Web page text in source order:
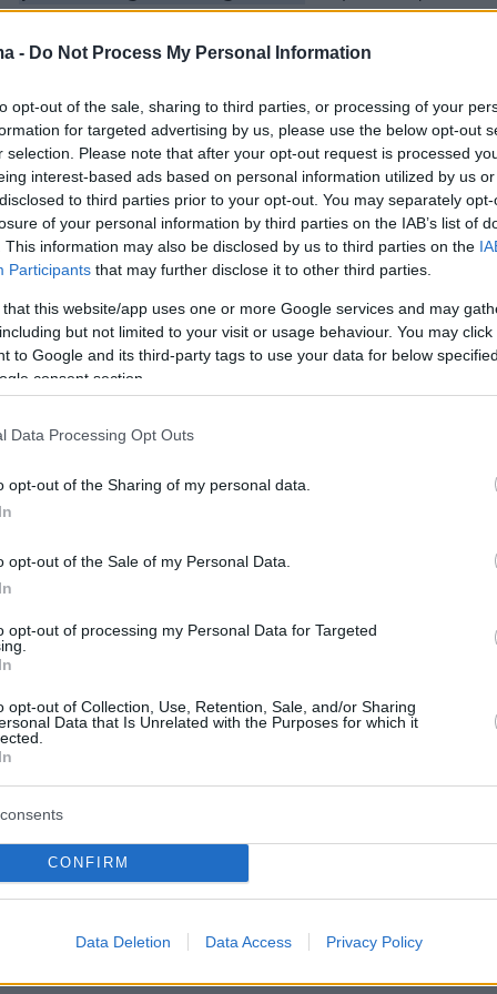
- Do Not Process My Personal Information
opt-out of the sale, sharing to third parties, or processing of your
for targeted advertising by us, please use the below opt-out
selection. Please note that after your opt-out request is processed
interest-based ads based on personal information utilized by us
to third parties prior to your opt-out. You may separately
of your personal information by third parties on the IAB’s list of
This information may also be disclosed by us to third parties on the
Participants that may further disclose it to other third parties.
that this website/app uses one or more Google services and may
but not limited to your visit or usage behaviour. You may
to Google and its third-party tags to use your data for below
consent section.
Data Processing Opt Outs
opt-out of the Sharing of my personal data.
opt-out of the Sale of my Personal Data.
opt-out of processing my Personal Data for Targeted
opt-out of Collection, Use, Retention, Sale, and/or Sharing
Data that Is Unrelated with the Purposes for which it
CONFIRM
Data Deletion Data Access Privacy Policy
από την Ελλάδα και τον Κόσμο, τη
ΕιδήσειςΔημοφιλή
νύχτα και η
μηνύματα που
τη σύζυγο του
δολοφονία της
Κυψέλη
38,1 εκατ.
και αφθώδη
ακόμη και για τα
αυτή η
η μαγειρική
στο GSI
Ιράν και Ομάν κατέληξαν σε
συμφωνία 60 ημερών για τα Στενά
του Ορμούζ, λέει το Al Arabiya -
Πώς θα λειτουργήσει, πότε θα
ανακοινωθεί
επιχειρούν 4 αεροσκάφη
Γκράντε; Τα σχόλια για την
δημοσιότητα
της Ελλάδας
ΕΙΔΗΣΕΙΣ